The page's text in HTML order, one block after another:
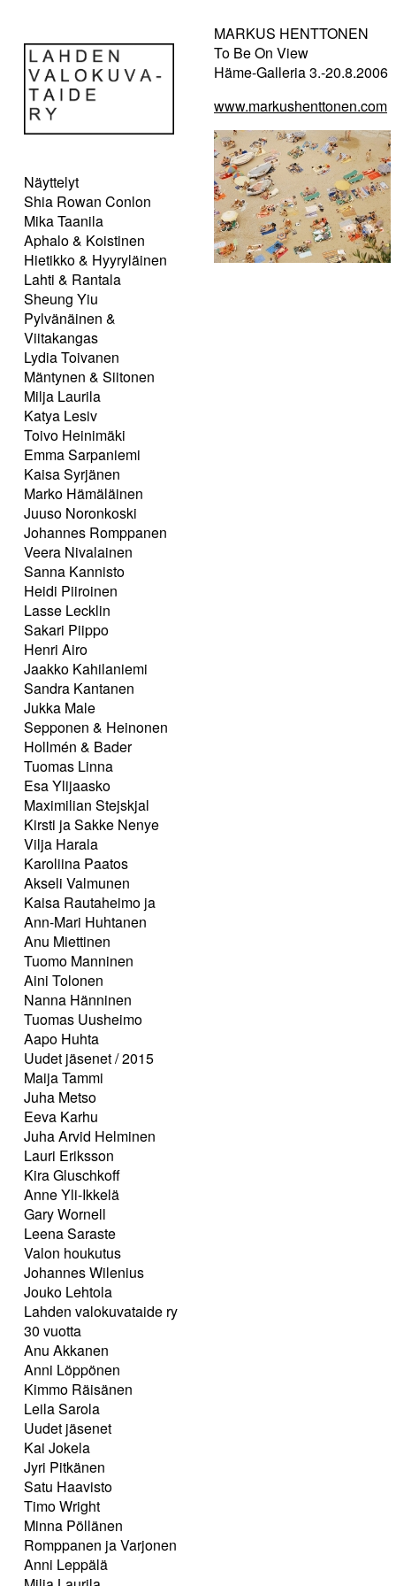
Näyttelyt
Shia Rowan Conlon
Mika Taanila
Aphalo & Koistinen
Hietikko & Hyyryläinen
Lahti & Rantala
Sheung Yiu
Pylvänäinen &
Viitakangas
Lydia Toivanen
Mäntynen & Siitonen
Milja Laurila
Katya Lesiv
Toivo Heinimäki
Emma Sarpaniemi
Kaisa Syrjänen
Marko Hämäläinen
Juuso Noronkoski
Johannes Romppanen
Veera Nivalainen
Sanna Kannisto
Heidi Piiroinen
Lasse Lecklin
Sakari Piippo
Henri Airo
Jaakko Kahilaniemi
Sandra Kantanen
Jukka Male
Sepponen & Heinonen
Hollmén & Bader
Tuomas Linna
Esa Ylijaasko
Maximilian Stejskjal
Kirsti ja Sakke Nenye
Vilja Harala
Karoliina Paatos
Akseli Valmunen
Kaisa Rautaheimo ja
Ann-Mari Huhtanen
Anu Miettinen
Tuomo Manninen
Aini Tolonen
Nanna Hänninen
Tuomas Uusheimo
Aapo Huhta
Uudet jäsenet / 2015
Maija Tammi
Juha Metso
Eeva Karhu
Juha Arvid Helminen
Lauri Eriksson
Kira Gluschkoff
Anne Yli-Ikkelä
Gary Wornell
Leena Saraste
Valon houkutus
Johannes Wilenius
Jouko Lehtola
Lahden valokuvataide ry
30 vuotta
Anu Akkanen
Anni Löppönen
Kimmo Räisänen
Leila Sarola
Uudet jäsenet
Kai Jokela
Jyri Pitkänen
Satu Haavisto
Timo Wright
Minna Pöllänen
Romppanen ja Varjonen
Anni Leppälä
MARKUS HENTTONEN
To Be On View
Häme-Galleria 3.-20.8.2006
www.markushenttonen.com